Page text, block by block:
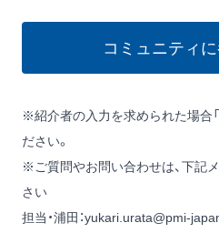
コミュニティ
※紹介者の入力を求められた場合
ださい。
※ご質問やお問い合わせは、下記
さい
担当・浦田：yukari.urata@pmi-